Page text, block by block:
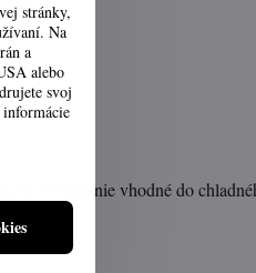
Oblečenie vhodné do
stránky,
Na
a
alebo
svoj